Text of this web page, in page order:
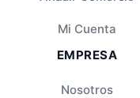
Mi Cuenta
EMPRESA
Nosotros